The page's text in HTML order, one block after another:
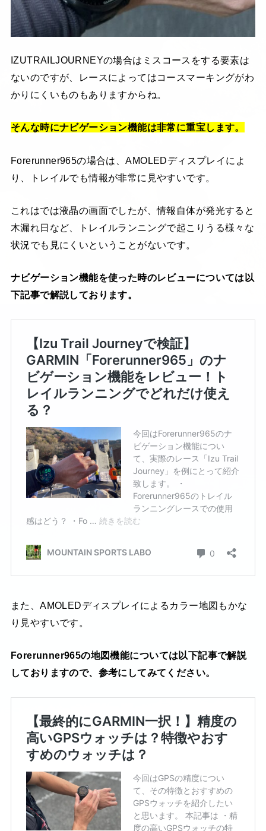
IZUTRAILJOURNEYの場合はミスコースをする要素は
ないのですが、レースによってはコースマーキングがわ
かりにくいものもありますからね。
そんな時にナビゲーション機能は非常に重宝します。
Forerunner965の場合は、AMOLEDディスプレイによ
り、トレイルでも情報が非常に見やすいです。
これはでは液晶の画面でしたが、情報自体が発光すると
木漏れ日など、トレイルランニングで起こりうる様々な
状況でも見にくいということがないです。
ナビゲーション機能を使った時のレビューについては以
下記事で解説しております。
また、AMOLEDディスプレイによるカラー地図もかな
り見やすいです。
Forerunner965の地図機能については以下記事で解説
しておりますので、参考にしてみてください。